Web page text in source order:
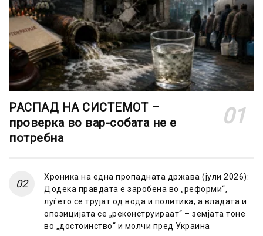
РАСПАД НА СИСТЕМОТ –
проверка во вар-собата не е
потребна
Хроника на една пропадната држава (јули 2026):
Додека правдата е заробена во „реформи“,
луѓето се трујат од вода и политика, а владата и
опозицијата се „реконструираат“ – земјата тоне
во „достоинство“ и молчи пред Украина